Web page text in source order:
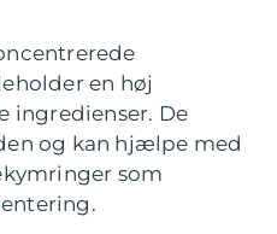
en høj
ingredienser. De
og kan hjælpe med
som